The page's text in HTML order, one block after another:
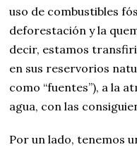
uso de combustibles
deforestación y la
decir, estamos
en sus reservorios
como “fuentes”), a la
agua, con las
Por un lado, tenemos